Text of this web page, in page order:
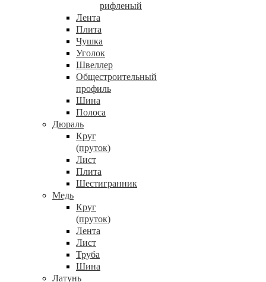
рифленый
Лента
Плита
Чушка
Уголок
Швеллер
Общестроительный
профиль
Шина
Полоса
Дюраль
Круг
(пруток)
Лист
Плита
Шестигранник
Медь
Круг
(пруток)
Лента
Лист
Труба
Шина
Латунь